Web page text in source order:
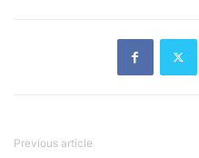
Previous article